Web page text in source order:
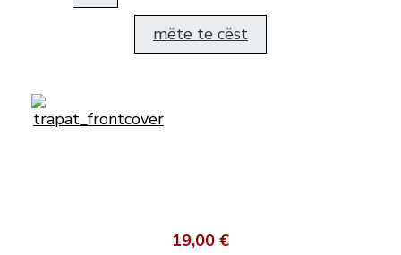
mëte te cëst
19,00 €